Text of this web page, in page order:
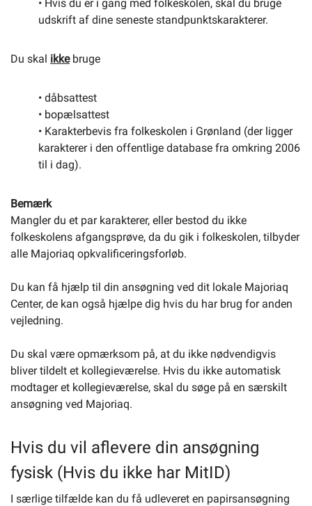
• Hvis du er i gang med folkeskolen, skal du bruge
udskrift af dine seneste standpunktskarakterer.
Du skal ikkebruge
• dåbsattest
• bopælsattest
• Karakterbevis fra folkeskolen i Grønland (der ligger
karakterer i den offentlige database fra omkring 2006
til i dag).
Bemærk
Mangler du et par karakterer, eller bestod du ikke
folkeskolens afgangsprøve, da du gik i folkeskolen, tilbyder
alle Majoriaq opkvalificeringsforløb.
Du kan få hjælp til din ansøgning ved dit lokale Majoriaq
Center, de kan også hjælpe dig hvis du har brug for anden
vejledning.
Du skal være opmærksom på, at du ikke nødvendigvis
bliver tildelt et kollegieværelse. Hvis du ikke automatisk
modtager et kollegieværelse, skal du søge på en særskilt
ansøgning ved Majoriaq.
Hvis du vil aflevere din ansøgning
fysisk (Hvis du ikke har MitID)
I særlige tilfælde kan du få udleveret en papirsansøgning